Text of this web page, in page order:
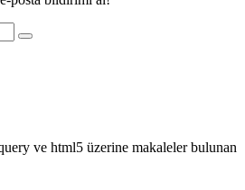
ve html5 üzerine makaleler bulunan